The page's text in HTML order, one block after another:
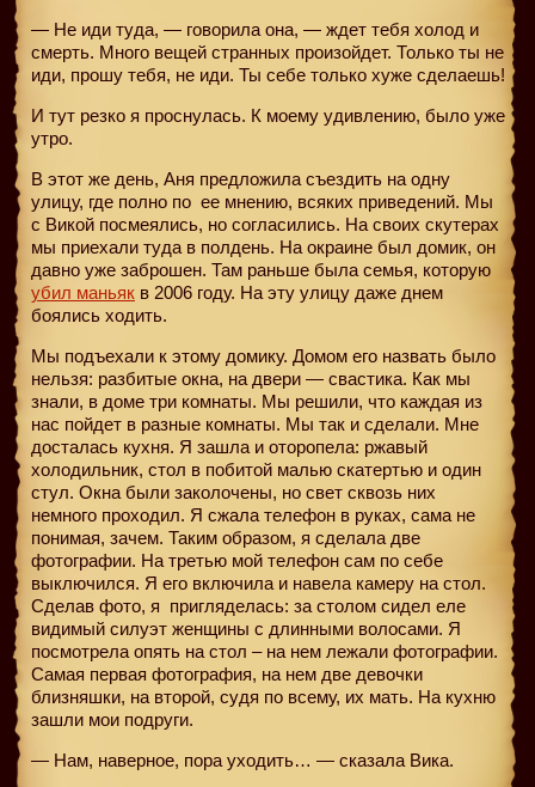
— Не иди туда, — говорила она, — ждет тебя холод и
смерть. Много вещей странных произойдет. Только ты не
иди, прошу тебя, не иди. Ты себе только хуже сделаешь!
И тут резко я проснулась. К моему удивлению, было уже
утро.
В этот же день, Аня предложила съездить на одну
улицу, где полно по ее мнению, всяких приведений. Мы
с Викой посмеялись, но согласились. На своих скутерах
мы приехали туда в полдень. На окраине был домик, он
давно уже заброшен. Там раньше была семья, которую
убил маньяк в 2006 году. На эту улицу даже днем
боялись ходить.
Мы подъехали к этому домику. Домом его назвать было
нельзя: разбитые окна, на двери — свастика. Как мы
знали, в доме три комнаты. Мы решили, что каждая из
нас пойдет в разные комнаты. Мы так и сделали. Мне
досталась кухня. Я зашла и оторопела: ржавый
холодильник, стол в побитой малью скатертью и один
стул. Окна были заколочены, но свет сквозь них
немного проходил. Я сжала телефон в руках, сама не
понимая, зачем. Таким образом, я сделала две
фотографии. На третью мой телефон сам по себе
выключился. Я его включила и навела камеру на стол.
Сделав фото, я пригляделась: за столом сидел еле
видимый силуэт женщины с длинными волосами. Я
посмотрела опять на стол – на нем лежали фотографии.
Самая первая фотография, на нем две девочки
близняшки, на второй, судя по всему, их мать. На кухню
зашли мои подруги.
— Нам, наверное, пора уходить… — сказала Вика.